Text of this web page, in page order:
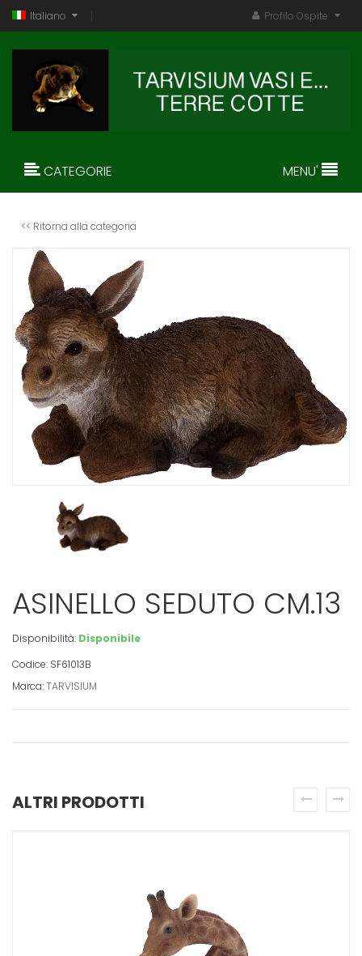
Italiano Profilo Ospite
CATEGORIE MENU'
<< Ritorna alla categoria
ASINELLO SEDUTO CM.13
Disponibilità: Disponibile
Codice: SF61013B
Marca:TARVISIUM
ALTRI PRODOTTI